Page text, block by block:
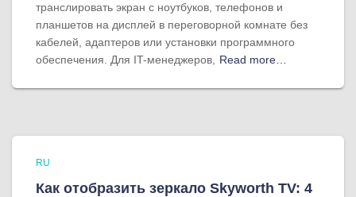
транслировать экран с ноутбуков, телефонов и
планшетов на дисплей в переговорной комнате без
кабелей, адаптеров или установки программного
обеспечения. Для IT-менеджеров,
Read more…
RU
Как отобразить зеркало Skyworth TV: 4